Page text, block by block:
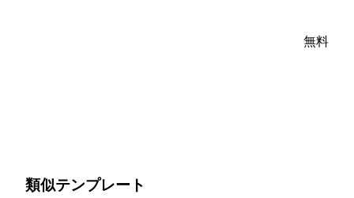
無料
類似テンプレート